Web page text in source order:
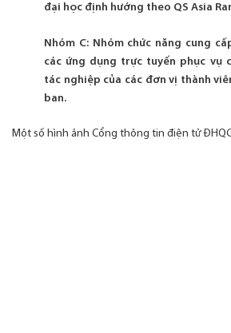
đại học định hướng theo QS Asia
Nhóm C: Nhóm chức năng cung
các ứng dụng trực tuyến phục vụ
tác nghiệp của các đơn vị thành
ban.
Một số hình ảnh Cổng thông tin điện tử